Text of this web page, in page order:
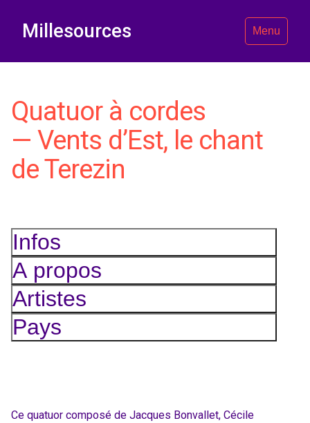
Millesources Menu
Quatuor à cordes
— Vents d’Est, le chant
de Terezin
Infos
A propos
Artistes
Pays
Ce quatuor composé de Jacques Bonvallet, Cécile